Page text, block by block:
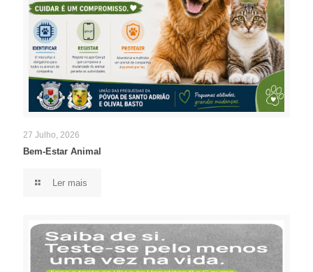
27 Julho, 2026
Bem-Estar Animal
Ler mais